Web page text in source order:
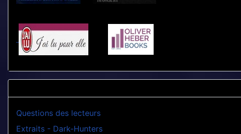
Questions des lecteurs
Extraits - Dark-Hunters